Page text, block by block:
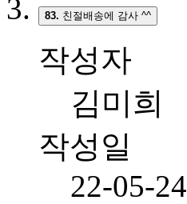
83. 친절배송에 감사 ^^
작성자
김미희
작성일
22-05-24